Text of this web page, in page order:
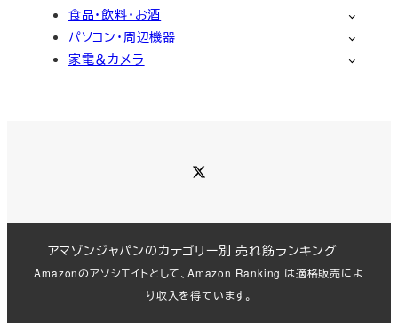
食品・飲料・お酒
パソコン・周辺機器
家電＆カメラ
アマゾンジャパンのカテゴリー別 売れ筋ランキング
Amazonのアソシエイトとして、Amazon Ranking は適格販売によ
り収入を得ています。